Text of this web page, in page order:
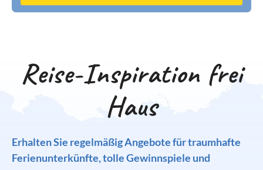
Reise-Inspiration frei
Haus
Erhalten Sie regelmäßig Angebote für traumhafte
Ferienunterkünfte, tolle Gewinnspiele und